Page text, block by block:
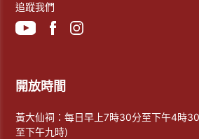
追蹤我們
開放時間
黃大仙祠：每日早上7時30分至下午4時
至下午九時)